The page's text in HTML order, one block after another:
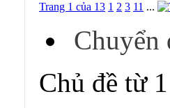
Trang 1 của 13 1 2 3 11 ...
Chuyển
Chủ đề từ